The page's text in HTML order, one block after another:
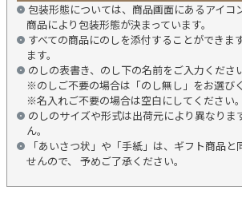
包装形態については、商品画面にあるアイコ
商品により包装形態が決まっています。
すべての商品にのしを添付することができま
ます。
のしの表書き、のし下の名前をご入力ください
※のしご不要の場合は「のし無し」をお選びく
※名入れご不要の場合は空白にしてください。
のしのサイズや形式は出荷元により異なりま
ん。
「あいさつ状」や「手紙」は、ギフト商品
せんので、 予めご了承ください。